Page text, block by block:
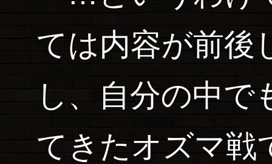
ては内容が前後
し、自分の中で
てきたオズマ戦